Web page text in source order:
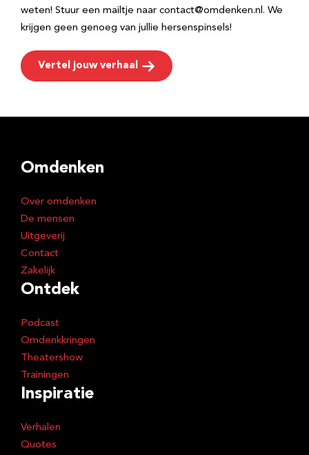
weten! Stuur een mailtje naar contact@omdenken.nl. We
krijgen geen genoeg van jullie hersenspinsels!
Vertel jouw verhaal
Omdenken
Over omdenken
De mensen
Uitgeverij
Contact
Zakelijk
Ontdek
Podcast
Omdenkkringen
Theatershow
Trainingen
Inspiratie
Verhalen
Quotes